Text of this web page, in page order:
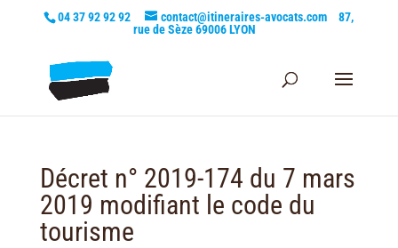
04 37 92 92 92 contact@itineraires-avocats.com
87,
rue de Sèze 69006 LYON
Décret n° 2019-174 du 7 mars
2019 modifiant le code du
tourisme